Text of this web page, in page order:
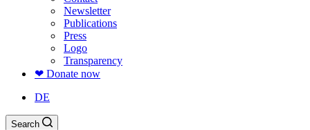
Newsletter
Publications
Press
Logo
Transparency
❤ Donate now
DE
Search